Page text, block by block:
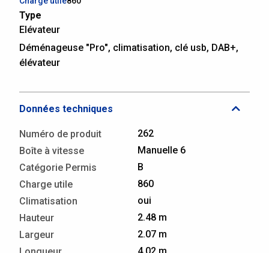
Type
Elévateur
Déménageuse "Pro", climatisation, clé usb, DAB+,
élévateur
Données techniques
Numéro de produit
262
Boîte à vitesse
Manuelle 6
Catégorie Permis
B
Charge utile
860
Climatisation
oui
Hauteur
2.48 m
Largeur
2.07 m